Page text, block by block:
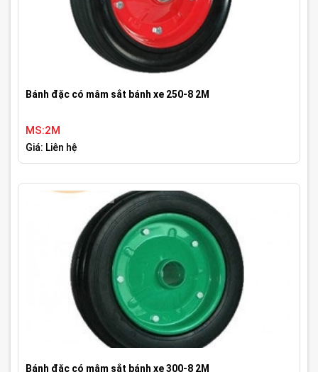
Bánh đặc có mâm sắt bánh xe 250-8 2M
MS:2M
Giá: Liên hệ
Bánh đặc có mâm sắt bánh xe 300-8 2M